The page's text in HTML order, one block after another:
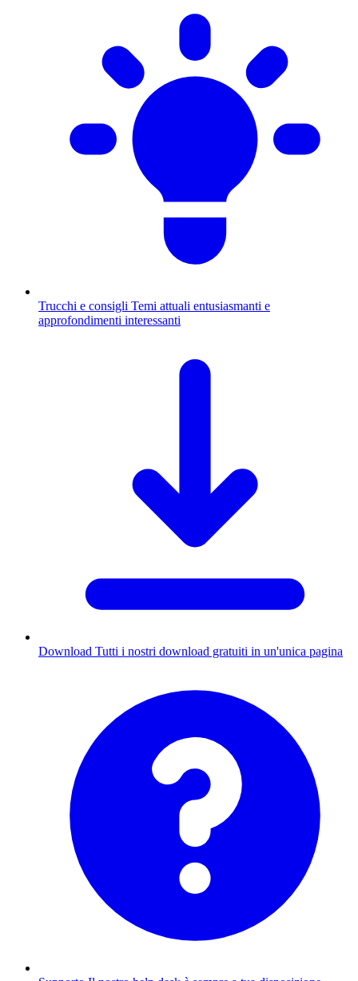
Trucchi e consigli Temi attuali entusiasmanti e
approfondimenti interessanti
Download Tutti i nostri download gratuiti in un'unica pagina